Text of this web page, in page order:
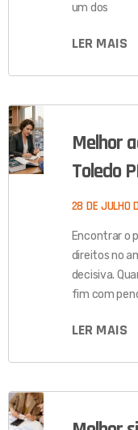
um dos
LER MAIS
Melhor
Toledo
28 DE JULHO
Encontrar o
direitos no
decisiva.
fim com
LER MAIS